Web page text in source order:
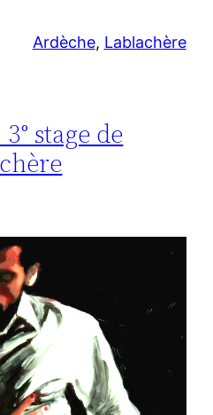
Ardèche, Lablachère
stage de